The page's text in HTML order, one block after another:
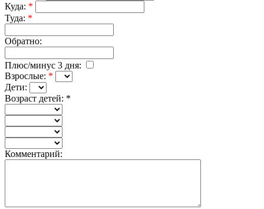
Куда: *
Туда: *
Обратно:
Плюс/минус 3 дня:
Взрослые: *
Дети:
Возраст детей: *
Комментарий: